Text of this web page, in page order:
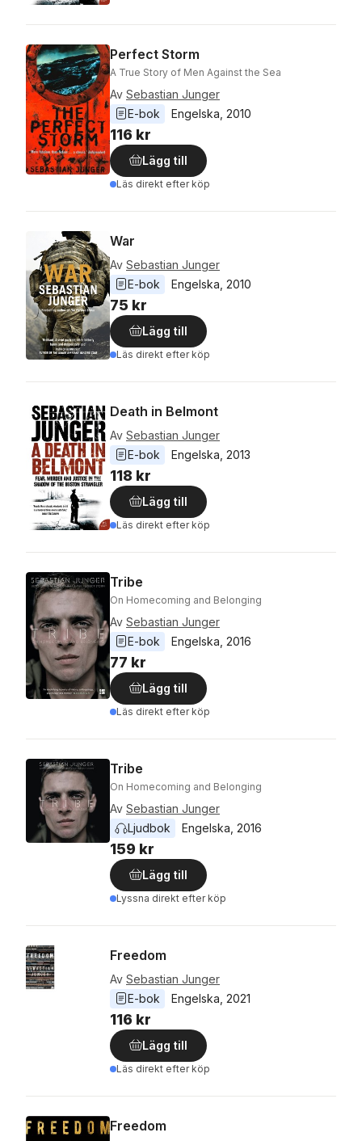
Perfect Storm
A True Story of Men Against the Sea
Av Sebastian Junger
E-bok
Engelska 2010
116 kr
Lägg till
Läs direkt efter köp
War
Av Sebastian Junger
E-bok
Engelska 2010
75 kr
Lägg till
Läs direkt efter köp
Death in Belmont
Av Sebastian Junger
E-bok
Engelska 2013
118 kr
Lägg till
Läs direkt efter köp
Tribe
On Homecoming and Belonging
Av Sebastian Junger
E-bok
Engelska 2016
77 kr
Lägg till
Läs direkt efter köp
Tribe
On Homecoming and Belonging
Av Sebastian Junger
Ljudbok
Engelska 2016
159 kr
Lägg till
Lyssna direkt efter köp
Freedom
Av Sebastian Junger
E-bok
Engelska 2021
116 kr
Lägg till
Läs direkt efter köp
Freedom